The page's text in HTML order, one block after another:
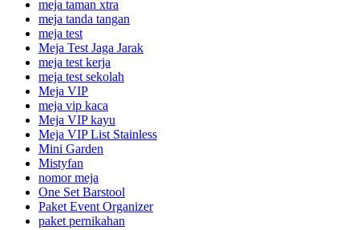
meja taman xtra
meja tanda tangan
meja test
Meja Test Jaga Jarak
meja test kerja
meja test sekolah
Meja VIP
meja vip kaca
Meja VIP kayu
Meja VIP List Stainless
Mini Garden
Mistyfan
nomor meja
One Set Barstool
Paket Event Organizer
paket pernikahan